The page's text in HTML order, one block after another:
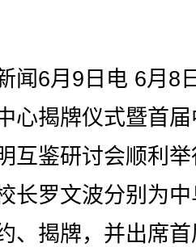
6月9日电 6月8
心揭牌仪式暨首
互鉴研讨会顺利
长罗文波分别为
、揭牌，并出席